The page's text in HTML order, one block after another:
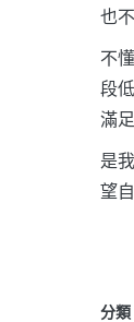
也
不
段
滿
是
望
分類